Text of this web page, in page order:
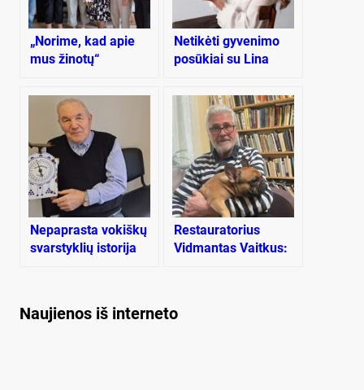
„Norime, kad apie
mus žinotų“
Netikėti gyvenimo
posūkiai su Lina
Ne­pap­ras­ta vo­kiš­kų
svars­tyk­lių is­to­ri­ja
Restauratorius
Vidmantas Vaitkus:
Naujienos iš interneto